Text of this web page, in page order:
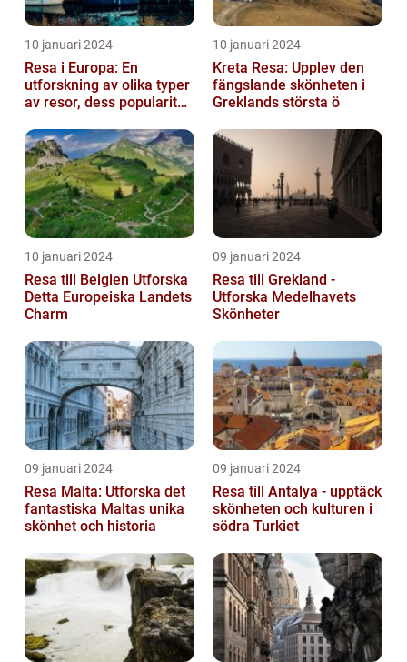
10 januari 2024
Resa i Europa: En
utforskning av olika typer
av resor, dess popularitet
10 januari 2024
Kreta Resa: Upplev den
fängslande skönheten i
Greklands största ö
10 januari 2024
Resa till Belgien Utforska
Detta Europeiska Landets
Charm
09 januari 2024
Resa till Grekland -
Utforska Medelhavets
Skönheter
09 januari 2024
Resa Malta: Utforska det
fantastiska Maltas unika
skönhet och historia
09 januari 2024
Resa till Antalya - upptäck
skönheten och kulturen i
södra Turkiet